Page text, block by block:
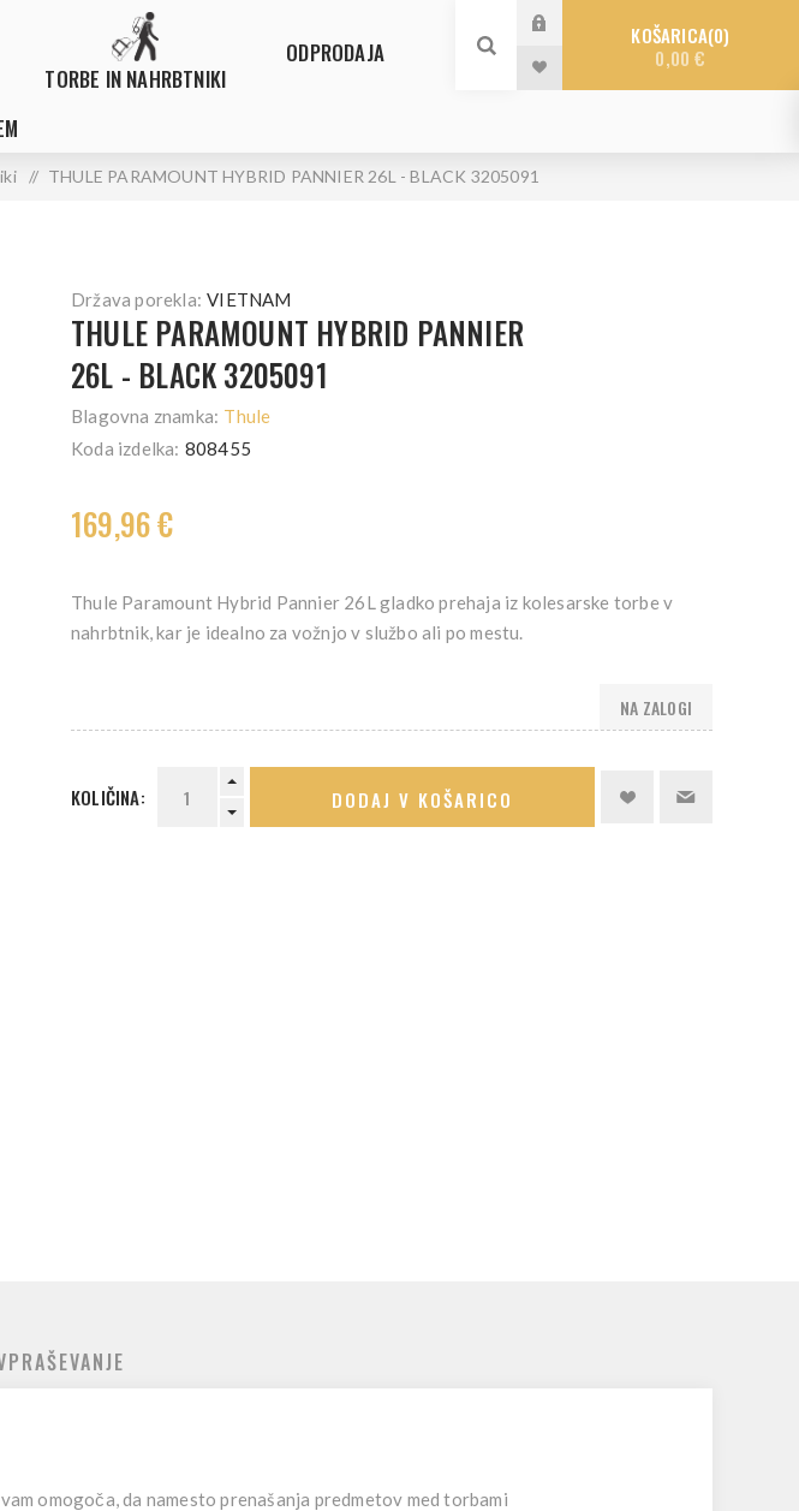
TORBE IN NAHRBTNIKI
ODPRODAJA
KOŠARICA 0
0,00 €
/ THULE PARAMOUNT HYBRID PANNIER 26L - BLACK 3205091
Država porekla: VIETNAM
THULE PARAMOUNT HYBRID PANNIER
26L - BLACK 3205091
Blagovna znamka: Thule
Koda izdelka: 808455
169,96 €
Thule Paramount Hybrid Pannier 26L gladko prehaja iz kolesarske torbe v
nahrbtnik, kar je idealno za vožnjo v službo ali po mestu.
NA ZALOGI
KOLIČINA: DODAJ V KOŠARICO
omogoča, da namesto prenašanja predmetov med torbami